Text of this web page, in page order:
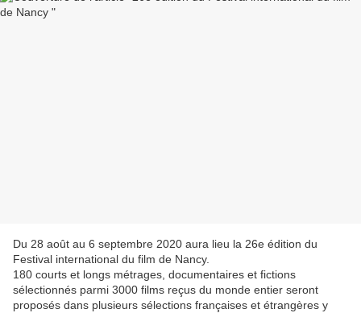
Du 28 août au 6 septembre 2020 aura lieu la 26e édition du
Festival international du film de Nancy.
180 courts et longs métrages, documentaires et fictions
sélectionnés parmi 3000 films reçus du monde entier seront
proposés dans plusieurs sélections françaises et étrangères y